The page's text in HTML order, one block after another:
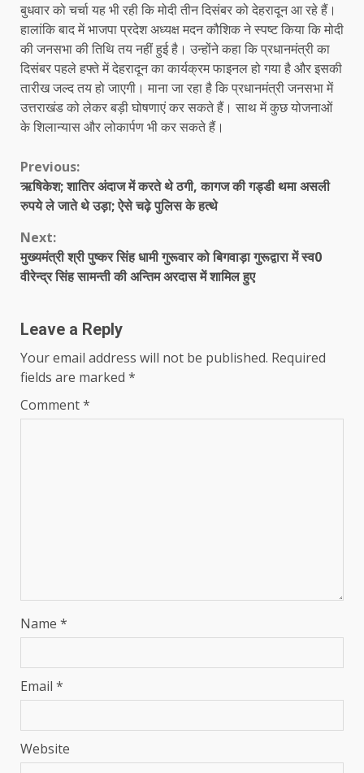
बुधवार को चर्चा यह भी रही कि मोदी तीन दिसंबर को देहरादून आ रहे हैं।
हालांकि बाद में भाजपा प्रदेश अध्यक्ष मदन कौशिक ने स्पष्ट किया कि मोदी
की जनसभा की तिथि तय नहीं हुई है। उन्होंने कहा कि प्रधानमंत्री का
दिसंबर पहले हफ्ते में देहरादून का कार्यक्रम फाइनल हो गया है और इसकी
तारीख जल्द तय हो जाएगी। माना जा रहा है कि प्रधानमंत्री जनसभा में
उत्तराखंड को लेकर बड़ी घोषणाएं कर सकते हैं। साथ में कुछ योजनाओं
के शिलान्यास और लोकार्पण भी कर सकते हैं।
Continue
Reading
Previous:
ऋषिकेश; शातिर अंदाज में करते थे ठगी, कागज की गड्डी थमा असली
रुपये ले जाते थे उड़ा; ऐसे चढ़े पुलिस के हत्थे
Next:
मुख्यमंत्री श्री पुष्कर सिंह धामी गुरूवार को बिगवाड़ा गुरूद्वारा में स्व0
वीरेन्द्र सिंह सामन्ती की अन्तिम अरदास में शामिल हुए
Leave a Reply
Your email address will not be published. Required
fields are marked *
Comment*
Name *
Email *
Website